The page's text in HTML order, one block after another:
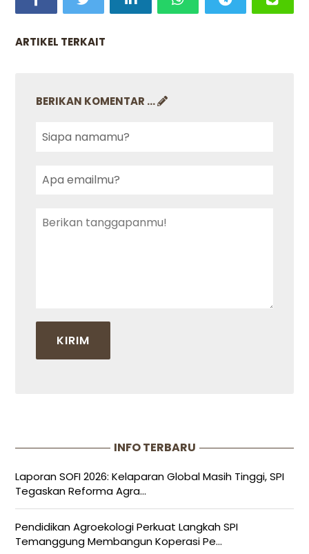
ARTIKEL TERKAIT
BERIKAN KOMENTAR ...
INFO TERBARU
Laporan SOFI 2026: Kelaparan Global Masih Tinggi, SPI
Tegaskan Reforma Agra...
Pendidikan Agroekologi Perkuat Langkah SPI
Temanggung Membangun Koperasi Pe...